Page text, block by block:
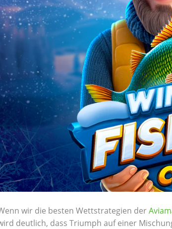
wir die besten Wettstrategien der
deutlich, dass Triumph auf einer